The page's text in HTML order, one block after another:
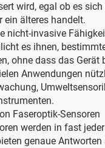
wird, egal ob es
ein älteres handelt.
nicht-invasive
es ihnen,
ohne dass das Gerät
Anwendungen
Faseroptik-Sensoren
werden in fast
genaue